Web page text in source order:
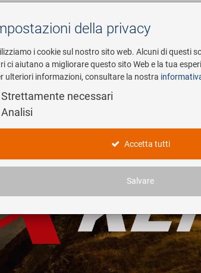
Cerca
E-Mobility
della privacy
i cookie sul nostro sito web. Alcuni di questi
ci aiutano a migliorare questo sito Web e la tua
ulteriori informazioni, consultare la nostra
Strettamente necessari
Analisi
Accetta tutti
Salvare